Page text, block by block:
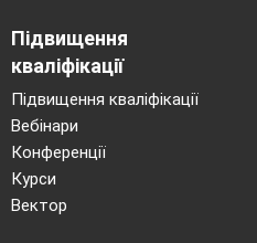
Підвищення
кваліфікації
Підвищення кваліфікації
Вебінари
Конференції
Курси
Вектор